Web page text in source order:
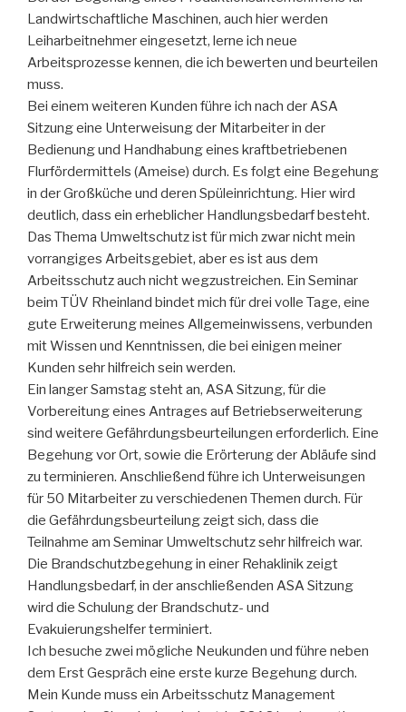
Landwirtschaftliche Maschinen, auch hier werden
Leiharbeitnehmer eingesetzt, lerne ich neue
Arbeitsprozesse kennen, die ich bewerten und beurteilen
muss.
Bei einem weiteren Kunden führe ich nach der ASA
Sitzung eine Unterweisung der Mitarbeiter in der
Bedienung und Handhabung eines kraftbetriebenen
Flurfördermittels (Ameise) durch. Es folgt eine Begehung
in der Großküche und deren Spüleinrichtung. Hier wird
deutlich, dass ein erheblicher Handlungsbedarf besteht.
Das Thema Umweltschutz ist für mich zwar nicht mein
vorrangiges Arbeitsgebiet, aber es ist aus dem
Arbeitsschutz auch nicht wegzustreichen. Ein Seminar
beim TÜV Rheinland bindet mich für drei volle Tage, eine
gute Erweiterung meines Allgemeinwissens, verbunden
mit Wissen und Kenntnissen, die bei einigen meiner
Kunden sehr hilfreich sein werden.
Ein langer Samstag steht an, ASA Sitzung, für die
Vorbereitung eines Antrages auf Betriebserweiterung
sind weitere Gefährdungsbeurteilungen erforderlich. Eine
Begehung vor Ort, sowie die Erörterung der Abläufe sind
zu terminieren. Anschließend führe ich Unterweisungen
für 50 Mitarbeiter zu verschiedenen Themen durch. Für
die Gefährdungsbeurteilung zeigt sich, dass die
Teilnahme am Seminar Umweltschutz sehr hilfreich war.
Die Brandschutzbegehung in einer Rehaklinik zeigt
Handlungsbedarf, in der anschließenden ASA Sitzung
wird die Schulung der Brandschutz- und
Evakuierungshelfer terminiert.
Ich besuche zwei mögliche Neukunden und führe neben
dem Erst Gespräch eine erste kurze Begehung durch.
Mein Kunde muss ein Arbeitsschutz Management